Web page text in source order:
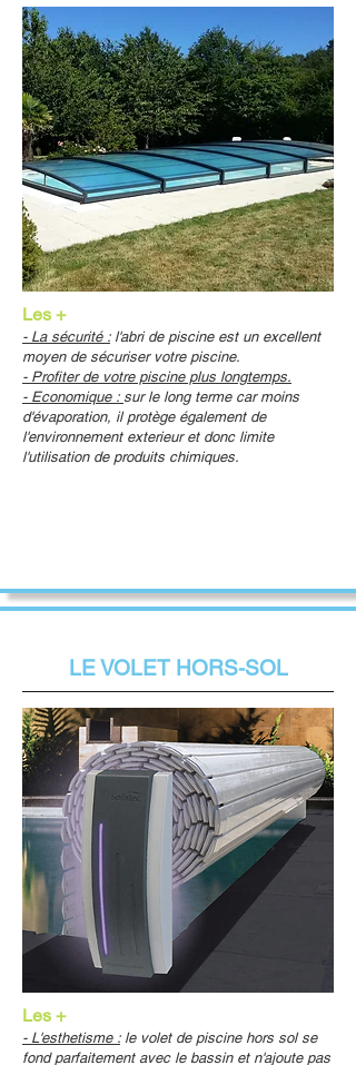
Les +
- La sécurité :l'abri de piscine est un excellent
moyen de sécuriser votre piscine.
- Profiter de votre piscine plus longtemps.
- Economique : sur le long terme car moins
d'évaporation, il protège également de
l'environnement exterieur et donc limite
l'utilisation de produits chimiques.
LE VOLET HORS-SOL
Les +
- L'esthetisme :le volet de piscine hors sol se
fond parfaitement avec le bassin et n'ajoute pas